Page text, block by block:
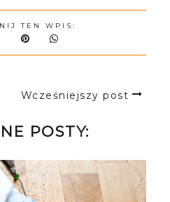
TEN WPIS:
Wcześniejszy post
POSTY: